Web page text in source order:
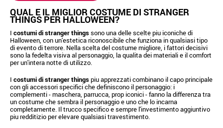
QUAL E IL MIGLIOR COSTUME DI STRANGER
THINGS PER HALLOWEEN?
I costumi di stranger thingssono una delle scelte piu iconiche di
Halloween, con un'estetica riconoscibile che funziona in qualsiasi tipo
di evento di terrore. Nella scelta del costume migliore, i fattori decisivi
sono la fedelta visiva al personaggio, la qualita dei materiali e il comfort
per un'intera notte di utilizzo.
I costumi di stranger thingspiu apprezzati combinano il capo principale
con gli accessori specifici che definiscono il personaggio: i
complementi - maschera, parrucca, prop iconici - fanno la differenza tra
un costume che sembra il personaggio e uno che lo incarna
completamente. Il trucco specifico e sempre l'investimento aggiuntivo
piu redditizio per elevare qualsiasi travestimento.